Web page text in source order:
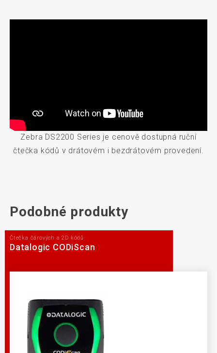
Zebra DS2200 Series je cenově dostupná ruční
čtečka kódů v drátovém i bezdrátovém provedení.
Podobné produkty
Čtečka čárových a 2D kódů
Datalogic CODiScan